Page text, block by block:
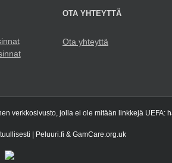
OTA YHTEYTTÄ
Ota yhteyttä
verkkosivusto, jolla ei ole mitään linkkejä UEFA:
| Peluuri.fi & GamCare.org.uk